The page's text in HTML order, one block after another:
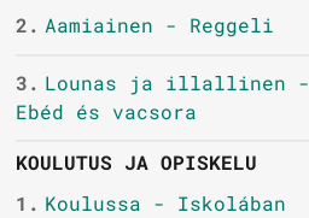
2. Aamiainen - Reggeli
3. Lounas ja illallinen -
Ebéd és vacsora
KOULUTUS JA OPISKELU
1. Koulussa - Iskolában